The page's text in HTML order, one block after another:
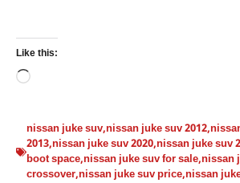
Like this:
Loading…
nissan juke suv,nissan juke suv 2012,
2013,nissan juke suv 2020,nissan juke suv
boot space,nissan juke suv for sale,nissan
crossover,nissan juke suv price,nissan